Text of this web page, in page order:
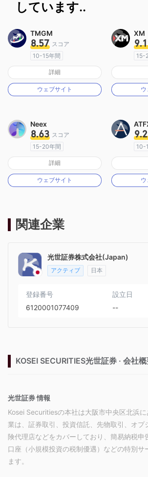
しています..
TMGM
8.57 スコア
10-15年間
オーストラリア規制
マーケットメイキングライセンス（MM）
MT4フルライセンス
詳細
ウェブサイト
XM
15-
オ
ウ
Neex
8.63 スコア
15-20年間
オーストラリア規制
マーケットメイキングライセンス（MM）
MT4フルライセンス
詳細
ウェブサイト
10-
オ
ウ
関連企業
光世証券株式会社(Japan)
アクティブ 日本
登録番号
6120001077409
設立日
--
KOSEI SECURITIES光世証券 · 会社
光世証券 情報
Kosei Securitiesの本社は大阪市中央区北浜
業は、証券取引、投資信託、先物取引、オプ
険代理店などをカバーしており、簡易納税申
口座（小規模投資の税制優遇）などの特別サ
ます。